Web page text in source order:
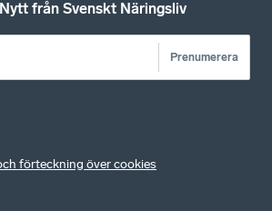
från Svenskt Näringsliv
Prenumerera
förteckning över cookies